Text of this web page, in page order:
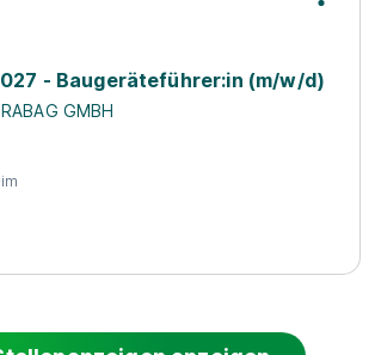
- Baugeräteführer:in (m/w/d)
GMBH